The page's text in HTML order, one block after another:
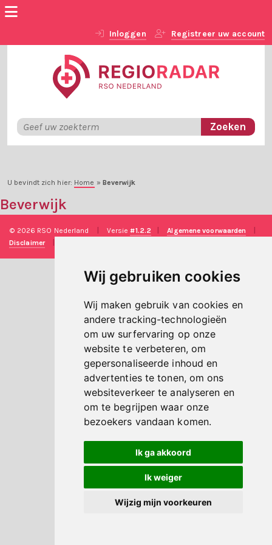
Wij gebruiken cookies
Wij maken gebruik van cookies en
andere tracking-technologieën
om uw surfervaring op onze
website te verbeteren, om
gepersonaliseerde inhoud en
advertenties te tonen, om ons
websiteverkeer te analyseren en
om te begrijpen waar onze
bezoekers vandaan komen.
Ik ga akkoord
Ik weiger
Wijzig mijn voorkeuren
Inloggen Registreer uw account
U bevindt zich hier: Home » Beverwijk
Beverwijk
© 2026 RSO Nederland Versie#1.2.2 Algemene voorwaarden
Disclaimer